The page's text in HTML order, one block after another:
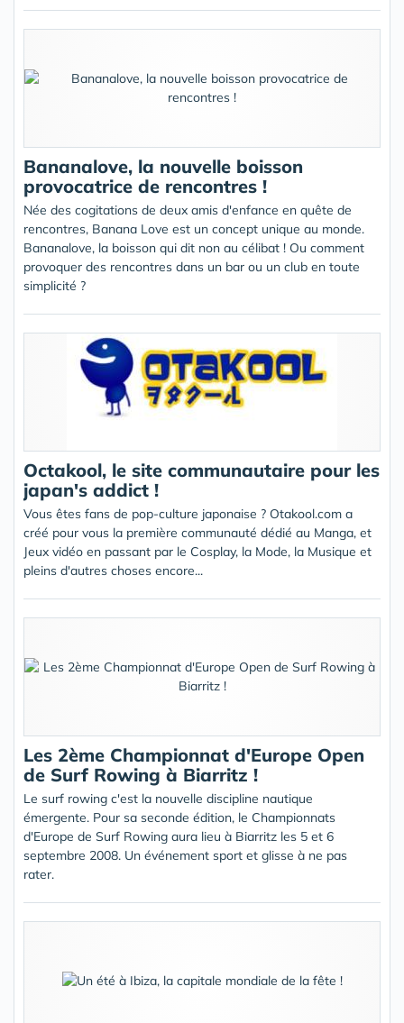
Bananalove, la nouvelle boisson
provocatrice de rencontres !
Née des cogitations de deux amis d'enfance en quête de
rencontres, Banana Love est un concept unique au monde.
Bananalove, la boisson qui dit non au célibat ! Ou comment
provoquer des rencontres dans un bar ou un club en toute
simplicité ?
Octakool, le site communautaire pour les
japan's addict !
Vous êtes fans de pop-culture japonaise ? Otakool.com a
créé pour vous la première communauté dédié au Manga, et
Jeux vidéo en passant par le Cosplay, la Mode, la Musique et
pleins d'autres choses encore...
Les 2ème Championnat d'Europe Open
de Surf Rowing à Biarritz !
Le surf rowing c'est la nouvelle discipline nautique
émergente. Pour sa seconde édition, le Championnats
d'Europe de Surf Rowing aura lieu à Biarritz les 5 et 6
septembre 2008. Un événement sport et glisse à ne pas
rater.